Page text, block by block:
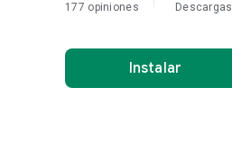
177 opiniones Descargas
Instalar